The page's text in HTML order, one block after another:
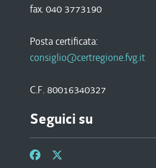
fax. 040 3773190
Posta certificata:
consiglio@certregione.fvg.it
C.F. 80016340327
Seguici su